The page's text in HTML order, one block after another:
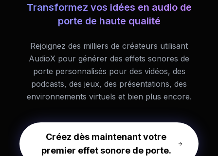
Transformez vos idées en audio de
porte de haute qualité
Rejoignez des milliers de créateurs utilisant
AudioX pour générer des effets sonores de
porte personnalisés pour des vidéos, des
podcasts, des jeux, des présentations, des
environnements virtuels et bien plus encore.
Créez dès maintenant votre
premier effet sonore de porte.